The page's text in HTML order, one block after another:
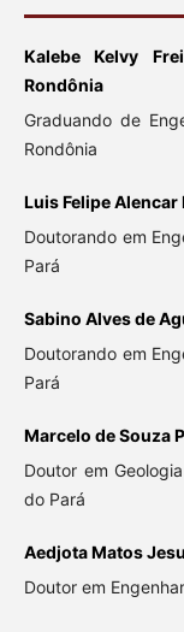
Kalebe Kelvy
Rondônia
Graduando de
Rondônia
Luis Felipe Alencar
Doutorando em
Pará
Sabino Alves de
Doutorando em
Pará
Marcelo de Souza
Doutor em
do Pará
Aedjota Matos
Doutor em